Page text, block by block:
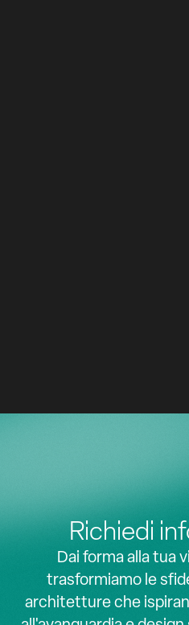
Richiedi
Dai forma alla tua
trasformiamo le
architetture che